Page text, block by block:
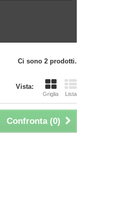
Ci sono 2 prodotti.
Vista:
Griglia Lista
Confronta (0)